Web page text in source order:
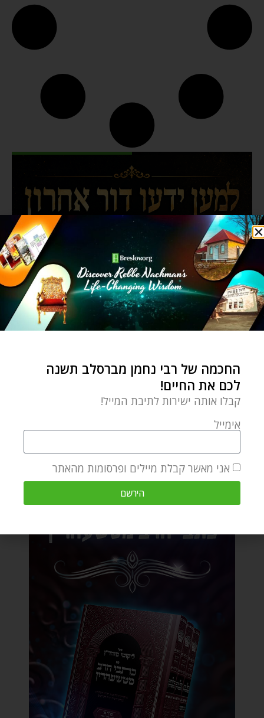
החכמה של רבי נחמן מברסלב תשנה
לכם את החיים!
קבלו אותה ישירות לתיבת המייל!
אימייל
אני מאשר קבלת מיילים ופרסומות מהאתר
הירשם